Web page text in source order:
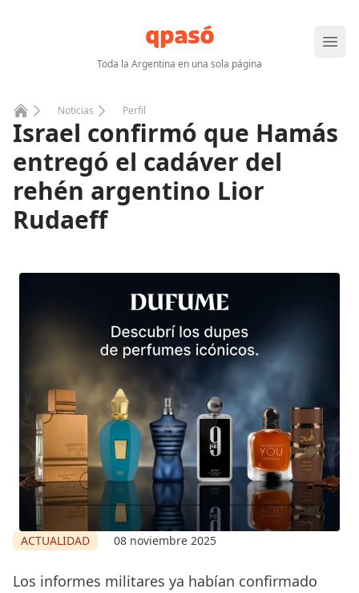
Toda la Argentina en una sola página
Abrir
Home
Noticias Perfil
Israel confirmó que Hamás
entregó el cadáver del
rehén argentino Lior
Rudaeff
ACTUALIDAD 08 noviembre 2025
Los informes militares ya habían confirmado